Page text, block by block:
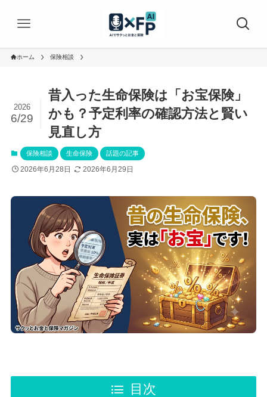
ホーム 保険相談
昔入った生命保険は「お宝保険」
かも？予定利率の確認方法と賢い
見直し方
2026
6/29
保険相談 生命保険 話題の記事
2026年6月28日 2026年6月29日
目次